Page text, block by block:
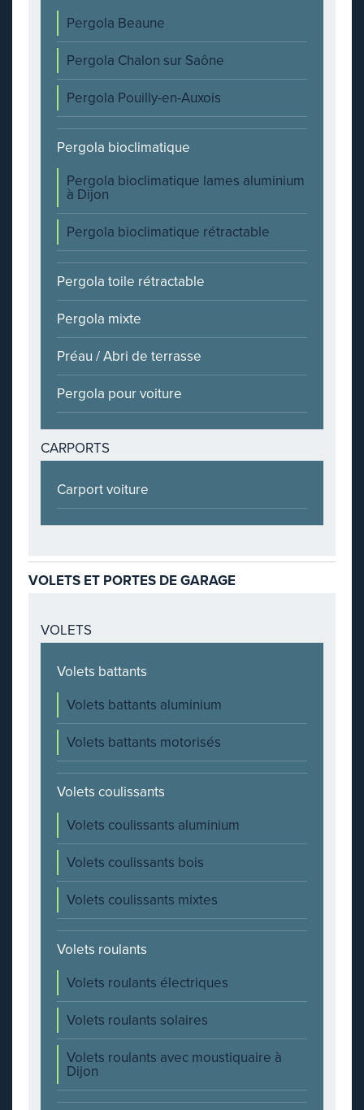
Pergola Beaune
Pergola Chalon sur Saône
Pergola Pouilly-en-Auxois
Pergola bioclimatique
Pergola bioclimatique lames aluminium
à Dijon
Pergola bioclimatique rétractable
Pergola toile rétractable
Pergola mixte
Préau / Abri de terrasse
Pergola pour voiture
CARPORTS
Carport voiture
VOLETS ET PORTES DE GARAGE
VOLETS
Volets battants
Volets battants aluminium
Volets battants motorisés
Volets coulissants
Volets coulissants aluminium
Volets coulissants bois
Volets coulissants mixtes
Volets roulants
Volets roulants électriques
Volets roulants solaires
Volets roulants avec moustiquaire à
Dijon